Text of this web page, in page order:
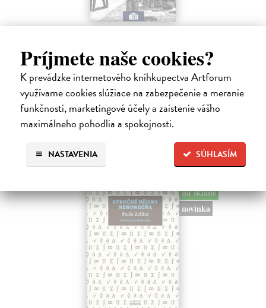
Príjmete naše cookies?
K prevádzke internetového kníhkupectva Artforum
využívame cookies slúžiace na zabezpečenie a meranie
funkčnosti, marketingové účely a zaistenie vášho
maximálneho pohodlia a spokojnosti.
SÚHLASÍM
NASTAVENIA
Tocqueville Alexis de
První český překlad méně známého díla jedné z nejvýznamnějších
osobností evropské politické filosofie 19. století je doplněn obšírnými
komentáři Ivo Budila, Jana Kellera a Gertrudy Himmelfalberové.
Od…
Na sklade
6,60 € ?
na sklade
novinka